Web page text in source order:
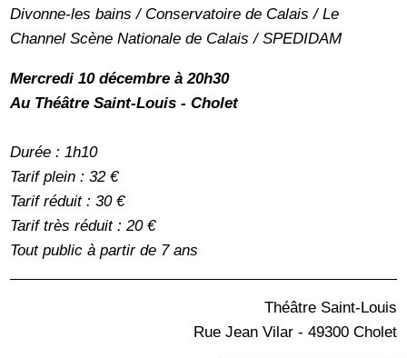
Divonne-les bains / Conservatoire de Calais / Le
Channel Scène Nationale de Calais / SPEDIDAM
Mercredi 10 décembre à 20h30
Au Théâtre Saint-Louis - Cholet
Durée : 1h10
Tarif plein : 32 €
Tarif réduit : 30 €
Tarif très réduit : 20 €
Tout public à partir de 7 ans
Théâtre Saint-Louis
Rue Jean Vilar - 49300 Cholet